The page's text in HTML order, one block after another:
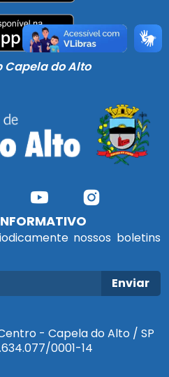
Capela do Alto
nossos boletins
Enviar
- Capela do Alto / SP
0001-14